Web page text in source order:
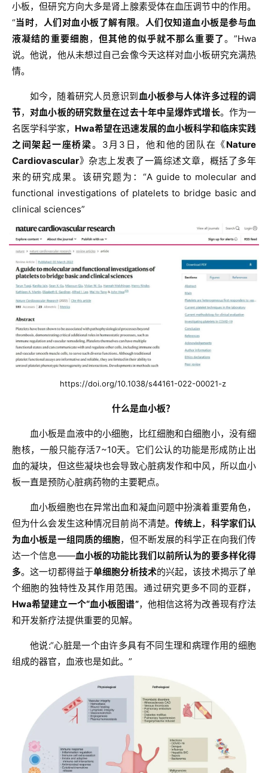
小板，但研究方向大多是肾上腺素受体在血压调节中的作用。
“当时， 人们对血小板了解有限。 人们仅知道血小板是参与血
液凝结的重要细胞，但其他的似乎就不那么重要了。”Hwa
说。他说，他从未想过自己会像今天这样对血小板研究充满热
情。
如今，随着研究人员意识到 血小板参与人体许多过程的调
节， 对血小板的研究数量在过去十年中呈爆炸式增长。作为一
名医学科学家， Hwa希望在迅速发展的血小板科学和临床实践
之间架起一座桥梁。3月3日，他和他的团队在《 Nature
Cardiovascular》杂志上发表了一篇综述文章，概括了多年
来的研究成果。该研究题为：“A guide to molecular and
functional investigations of platelets to bridge basic and
clinical sciences”
https://doi.org/10.1038/s44161-022-00021-z
什么是血小板？
血小板是血液中的小细胞，比红细胞和白细胞小，没有细
胞核，一般只能存活7~10天。它们公认的功能是形成防止出
血的凝块，但这些凝块也会导致心脏病发作和中风，所以血小
板一直是预防心脏病药物的主要靶点。
血小板细胞也在异常出血和凝血问题中扮演着重要角色，
但为什么会发生这种情况目前尚不清楚。传统上， 科学家们认
为血小板是一组同质的细胞，但不断发展的科学正在向我们传
达一个信息——血小板的功能比我们以前所认为的要多样化得
多。这一切都得益于单细胞分析技术的兴起，该技术揭示了单
个细胞的独特性及其作用范围。通过研究更多不同的亚群，
Hwa希望建立一个“血小板图谱”，他相信这将为改善现有疗法
和开发新疗法提供重要的见解。
他说:“心脏是一个由许多具有不同生理和病理作用的细胞
组成的器官，血液也是如此。”